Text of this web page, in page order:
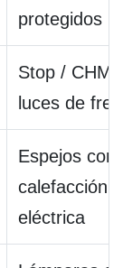
protegidos
Stop /
luces de
Espejos con
calefacción
eléctrica